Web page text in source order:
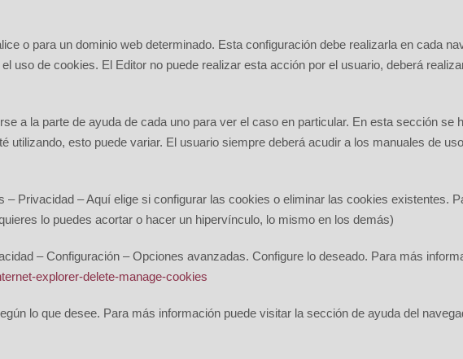
o para un dominio web determinado. Esta configuración debe realizarla en cada
uso de cookies. El Editor no puede realizar esta acción por el usuario, deberá
a la parte de ayuda de cada uno para ver el caso en particular. En esta sección
esto puede variar. El usuario siempre deberá acudir a los manuales de
Privacidad – Aquí elige si configurar las cookies o eliminar las cookies existentes.
lo puedes acortar o hacer un hipervínculo, lo mismo en los demás)
– Configuración – Opciones avanzadas. Configure lo deseado. Para más
explorer-delete-manage-cookies
lo que desee. Para más información puede visitar la sección de ayuda del